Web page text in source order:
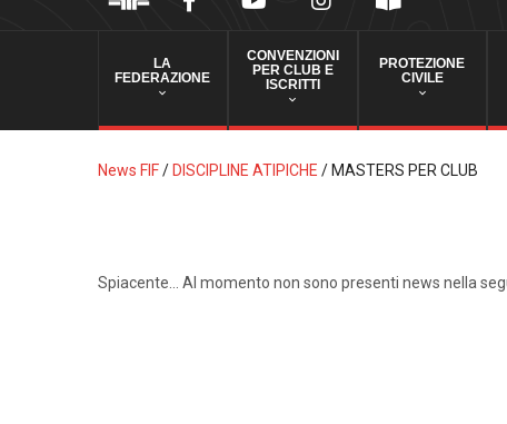
LA
FEDERAZIONE
CONVENZIONI
PER CLUB E
ISCRITTI
PROTEZIONE
CIVILE
News FIF/ DISCIPLINE ATIPICHE / MASTERS PER CLUB
Spiacente… Al momento non sono presenti news nella